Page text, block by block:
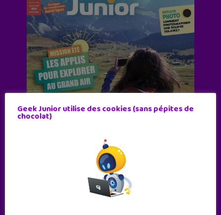
Geek Junior utilise des cookies (sans pépites de
chocolat)